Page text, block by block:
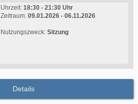
Uhrzeit: 18:30 - 21:30 Uhr
Zeitraum: 09.01.2026 - 06.11.2026
Nutzungszweck: Sitzung
Details